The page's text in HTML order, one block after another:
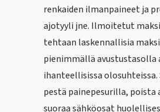
renkaiden ilmanpaineet ja
ajotyyli jne. Ilmoitetut
tehtaan laskennallisia
pienimmällä
ihanteellisissa olosuhteissa.
pestä painepesurilla, poista
suoraa sähköosat